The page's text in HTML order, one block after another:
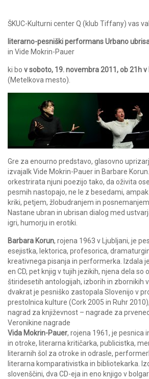
ŠKUC-Kulturni center Q (klub Tiffany) vas
literarno-pesniški performans Urbano
in Vide Mokrin-Pauer
ki bo v soboto, 19. novembra 2011, ob 21h
(Metelkova mesto).
Gre za enourno predstavo, glasovno
izvajalk Vide Mokrin-Pauer in Barbare
orkestrirata njuni poezijo tako, da oživita
pesmih nastopajo, ne le z besedami,
kriki, petjem, žlobudranjem in
Nastane ubran in ubrisan dialog med
igri, humorju in erotiki.
Barbara Korun, rojena 1963 v Ljubljani, je
esejistka, lektorica, profesorica,
kreativnega pisanja in performerka. Izdala
en CD, pet knjig v tujih jezikih, njena dela so
štiridesetih antologijah, izborih in zbornikih
dvakrat je pesniško zastopala Slovenijo v
prestolnica kulture (Cork 2005 in Ruhr
nagrad za književnost – nagrade za
Veronikine nagrade
Vida Mokrin-Pauer, rojena 1961, je pesnica
in otroke, literarna kritičarka, publicistka,
literarnih šol za otroke in odrasle,
literarna komparativistka in bibliotekarka.
slovenščini, dva CD-eja in eno knjigo v